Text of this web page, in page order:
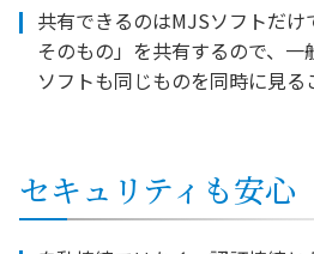
共有できるのはMJSソフトだ
そのもの」を共有するので、
ソフトも同じものを同時に見る
セキュリティも安心